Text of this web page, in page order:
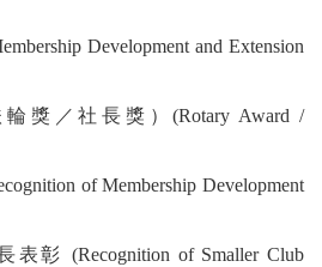
會榮耀跨世代傳承
攝影暨短影音比賽後記
Action 攝影暨短影音比賽前三名
攝影暨短影音比賽得獎作品
Development and Extension
獎／社長獎）(Rotary Award /
of Membership Development
彰 (Recognition of Smaller Club